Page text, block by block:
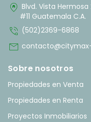
home_pin Blvd. Vista Hermosa
#11 Guatemala C.A.
phone_in_talk (502)2369-6868
mail
Sobre nosotros
Propiedades en Venta
Propiedades en Renta
Proyectos Inmobiliarios